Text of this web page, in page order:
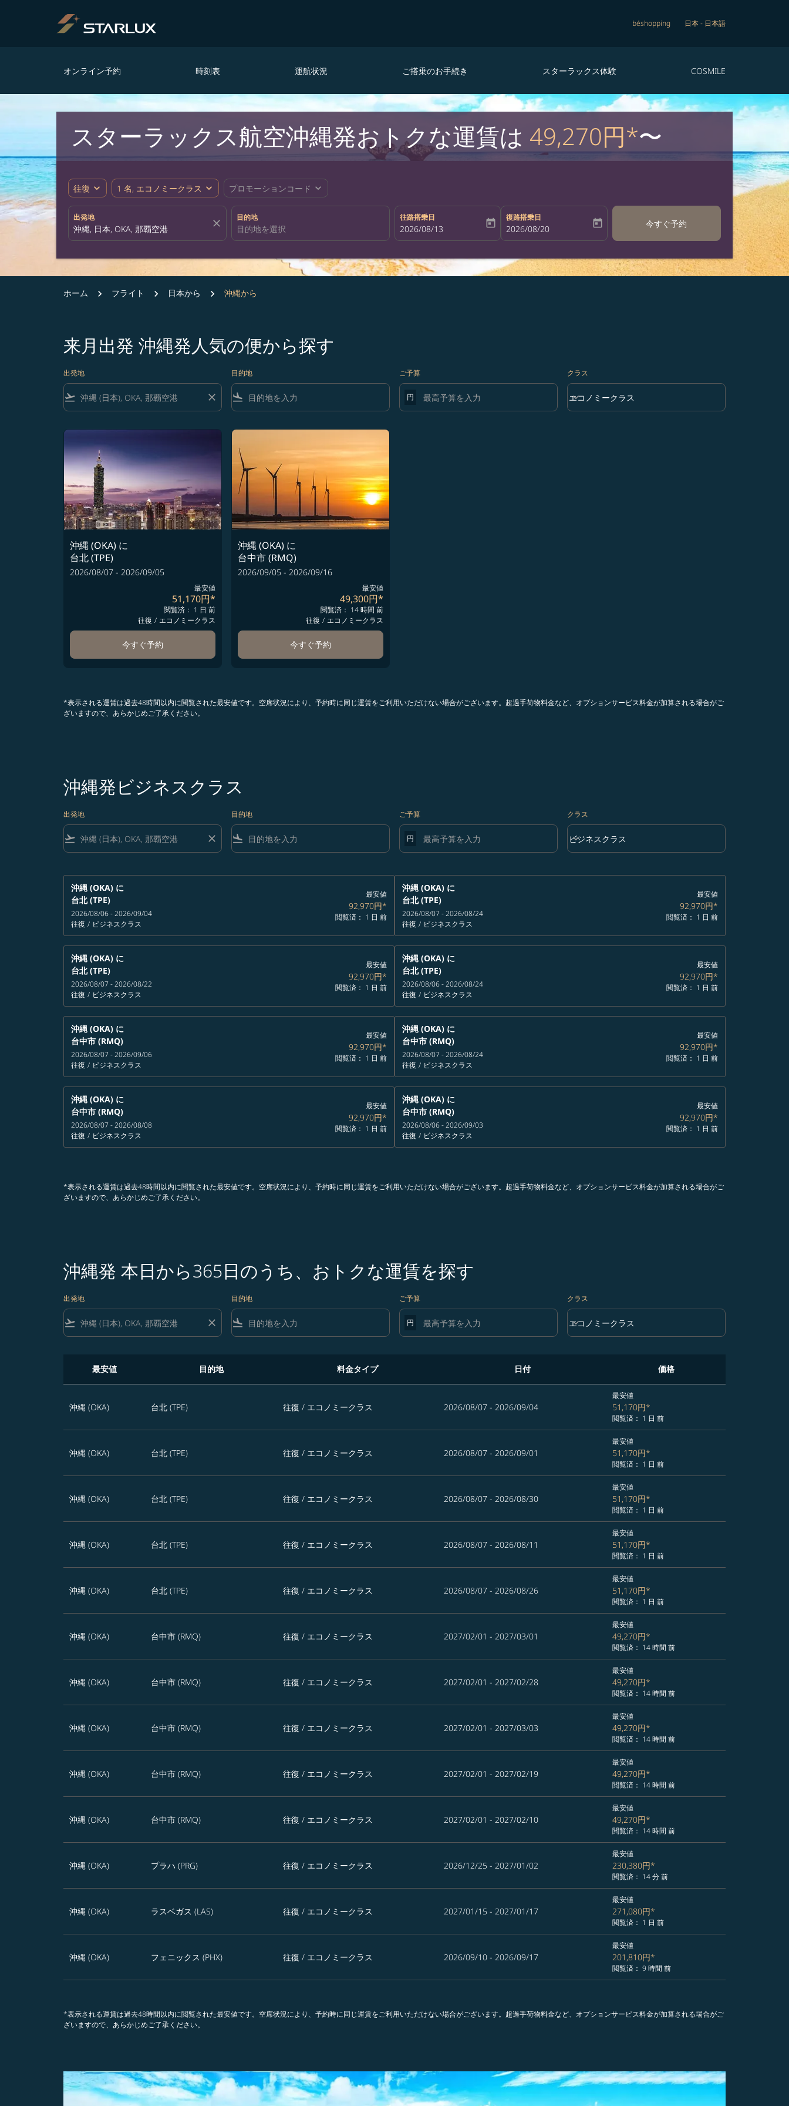
béshopping 日本- 日本語
オンライン予約 時刻表 運航状況 ご搭乗のお手続き スターラックス体験 COSMILE
スターラックス航空沖縄発おトクな運賃は 49,270円*〜
往復 expand_more 1 名, エコノミークラス expand_more プロモーションコード expand_more
出発地
close
目的地 往路搭乗日
fc-booking-departure-date-aria-label
2026/08/13 today
復路搭乗日
fc-booking-return-date-aria-label
2026/08/20 today 今すぐ予約
ホーム フライト 日本から 沖縄から
来月出発 沖縄発人気の便から探す
出発地
flight_takeoff close
目的地
flight_land
ご予算
円
クラス
クラス option エコノミークラス Selected
エコノミークラス
keyboard_arrow_down
沖縄 (OKA) に
台北 (TPE)
2026/08/07 - 2026/09/05
最安値
51,170円*
閲覧済： 1 日 前
往復 / エコノミークラス
今すぐ予約
沖縄 (OKA) に
台中市 (RMQ)
2026/09/05 - 2026/09/16
最安値
49,300円*
閲覧済： 14 時間 前
往復 / エコノミークラス
今すぐ予約
*表示される運賃は過去48時間以内に閲覧された最安値です。空席状況により、予約時に同じ運賃をご利用いただけない場合がございます。超過手荷物料金など、オプションサービス料金が加算される場合がご
ざいますので、あらかじめご了承ください。
沖縄発ビジネスクラス
出発地
flight_takeoff close
目的地
flight_land
ご予算
円
クラス
クラス option ビジネスクラス Selected
ビジネスクラス
keyboard_arrow_down
沖縄 (OKA) に
台北 (TPE)
2026/08/06 - 2026/09/04
往復 / ビジネスクラス
最安値
92,970円*
閲覧済： 1 日 前
沖縄 (OKA) に
台北 (TPE)
2026/08/07 - 2026/08/24
往復 / ビジネスクラス
最安値
92,970円*
閲覧済： 1 日 前
沖縄 (OKA) に
台北 (TPE)
2026/08/07 - 2026/08/22
往復 / ビジネスクラス
最安値
92,970円*
閲覧済： 1 日 前
沖縄 (OKA) に
台北 (TPE)
2026/08/06 - 2026/08/24
往復 / ビジネスクラス
最安値
92,970円*
閲覧済： 1 日 前
沖縄 (OKA) に
台中市 (RMQ)
2026/08/07 - 2026/09/06
往復 / ビジネスクラス
最安値
92,970円*
閲覧済： 1 日 前
沖縄 (OKA) に
台中市 (RMQ)
2026/08/07 - 2026/08/24
往復 / ビジネスクラス
最安値
92,970円*
閲覧済： 1 日 前
沖縄 (OKA) に
台中市 (RMQ)
2026/08/07 - 2026/08/08
往復 / ビジネスクラス
最安値
92,970円*
閲覧済： 1 日 前
沖縄 (OKA) に
台中市 (RMQ)
2026/08/06 - 2026/09/03
往復 / ビジネスクラス
最安値
92,970円*
閲覧済： 1 日 前
*表示される運賃は過去48時間以内に閲覧された最安値です。空席状況により、予約時に同じ運賃をご利用いただけない場合がございます。超過手荷物料金など、オプションサービス料金が加算される場合がご
ざいますので、あらかじめご了承ください。
沖縄発 本日から365日のうち、おトクな運賃を探す
出発地
flight_takeoff close
目的地
flight_land
ご予算
円
クラス
クラス option エコノミークラス Selected
エコノミークラス
keyboard_arrow_down
最安値 目的地 料金タイプ 日付 価格
沖縄 (OKA) 台北 (TPE) 往復 / エコノミークラス 2026/08/07 - 2026/09/04
最安値
51,170円*
閲覧済： 1 日 前
沖縄 (OKA) 台北 (TPE) 往復 / エコノミークラス 2026/08/07 - 2026/09/01
最安値
51,170円*
閲覧済： 1 日 前
沖縄 (OKA) 台北 (TPE) 往復 / エコノミークラス 2026/08/07 - 2026/08/30
最安値
51,170円*
閲覧済： 1 日 前
沖縄 (OKA) 台北 (TPE) 往復 / エコノミークラス 2026/08/07 - 2026/08/11
最安値
51,170円*
閲覧済： 1 日 前
沖縄 (OKA) 台北 (TPE) 往復 / エコノミークラス 2026/08/07 - 2026/08/26
最安値
51,170円*
閲覧済： 1 日 前
沖縄 (OKA) 台中市 (RMQ) 往復 / エコノミークラス 2027/02/01 - 2027/03/01
最安値
49,270円*
閲覧済： 14 時間 前
沖縄 (OKA) 台中市 (RMQ) 往復 / エコノミークラス 2027/02/01 - 2027/02/28
最安値
49,270円*
閲覧済： 14 時間 前
沖縄 (OKA) 台中市 (RMQ) 往復 / エコノミークラス 2027/02/01 - 2027/03/03
最安値
49,270円*
閲覧済： 14 時間 前
沖縄 (OKA) 台中市 (RMQ) 往復 / エコノミークラス 2027/02/01 - 2027/02/19
最安値
49,270円*
閲覧済： 14 時間 前
沖縄 (OKA) 台中市 (RMQ) 往復 / エコノミークラス 2027/02/01 - 2027/02/10
最安値
49,270円*
閲覧済： 14 時間 前
沖縄 (OKA) プラハ (PRG) 往復 / エコノミークラス 2026/12/25 - 2027/01/02
最安値
230,380円*
閲覧済： 14 分 前
沖縄 (OKA) ラスベガス (LAS) 往復 / エコノミークラス 2027/01/15 - 2027/01/17
最安値
271,080円*
閲覧済： 1 日 前
沖縄 (OKA) フェニックス (PHX) 往復 / エコノミークラス 2026/09/10 - 2026/09/17
最安値
201,810円*
閲覧済： 9 時間 前
*表示される運賃は過去48時間以内に閲覧された最安値です。空席状況により、予約時に同じ運賃をご利用いただけない場合がございます。超過手荷物料金など、オプションサービス料金が加算される場合がご
ざいますので、あらかじめご了承ください。